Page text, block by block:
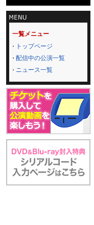
一覧メニュー
トップページ
配信中の公演一覧
ニュース一覧